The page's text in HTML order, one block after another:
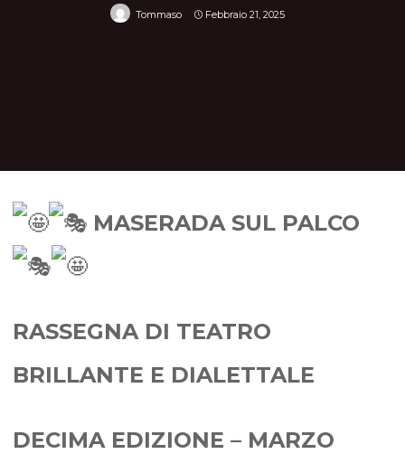
Tommaso Febbraio 21, 2025
MASERADA SUL PALCO
RASSEGNA DI TEATRO
BRILLANTE E DIALETTALE
DECIMA EDIZIONE – MARZO